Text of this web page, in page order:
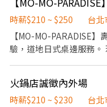
03:00 23:00-06:00 以上時數均可討論
核，依能力調整薪資+$5/
每月7號領薪水 ✅員工
起，每月免費漢堡2個 🍔
錢！做越久，領越多！
管 🎈徵求時段參考(時間
時薪$210 ~ $250
台
【MO-MO-PARADISE
驗，道地日式桌邊服務。 若您有兼職打工的計畫，喜歡充滿活力的
店內環境、座位區清潔
業 5. 完成主管交付工作 ✅工作時段 一、平日與假日排班 (1)早班：
火鍋店誠徵內外場
時薪$210 ~ $230
台